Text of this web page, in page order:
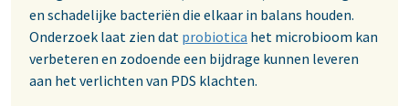
en schadelijke bacteriën die elkaar in balans houden.
Onderzoek laat zien dat probiotica het microbioom kan
verbeteren en zodoende een bijdrage kunnen leveren
aan het verlichten van PDS klachten.